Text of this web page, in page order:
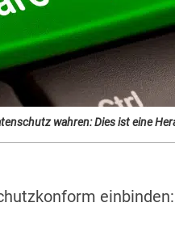
wahren: Dies ist eine